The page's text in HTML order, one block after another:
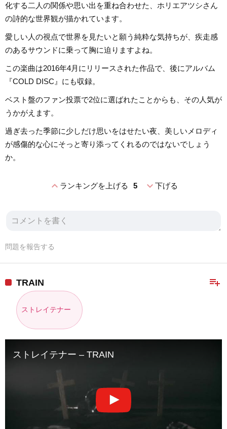
化する二人の関係や思い出を重ね合わせた、ホリエアツシさん
の詩的な世界観が描かれています。
愛しい人の視点で世界を見たいと願う純粋な気持ちが、疾走感
のあるサウンドに乗って胸に迫りますよね。
この楽曲は2016年4月にリリースされた作品で、後にアルバム
『COLD DISC』にも収録。
ベスト盤のファン投票で2位に選ばれたことからも、その人気が
うかがえます。
過ぎ去った季節に少しだけ思いをはせたい夜、美しいメロディ
が感傷的な心にそっと寄り添ってくれるのではないでしょう
か。
expand_lessランキングを上げる 5 expand_more下げる
問題を報告する
playlist_add
TRAIN
ストレイテナー
ストレイテナー – TRAIN